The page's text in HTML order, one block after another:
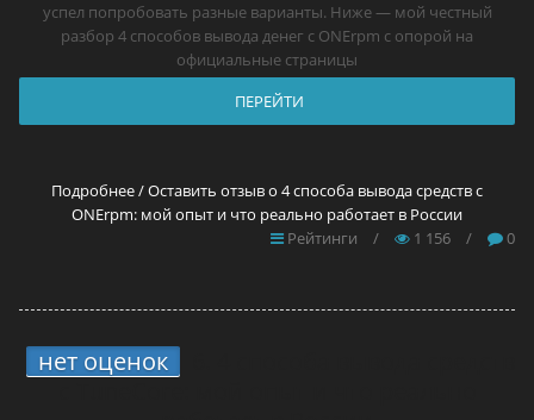
успел попробовать разные варианты. Ниже — мой честный
разбор 4 способов вывода денег с ONErpm с опорой на
официальные страницы
ПЕРЕЙТИ
Подробнее / Оставить отзыв о 4 способа вывода средств с
ONErpm: мой опыт и что реально работает в России
Рейтинги
/ 1 156 / 0
нет оценок